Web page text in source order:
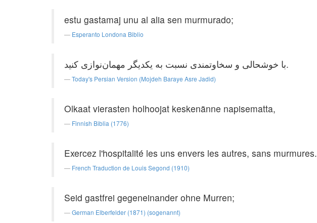
estu gastamaj unu al alia sen murmurado;
Esperanto Londona Biblio
با خوشحالی و سخاوتمندی نسبت به یكدیگر مهمان‌نوازی كنید.
Today's Persian Version (Mojdeh Baraye Asre Jadid)
Olkaat vierasten holhoojat keskenänne napisematta,
Finnish Biblia (1776)
Exercez l'hospitalité les uns envers les autres, sans murmures.
French Traduction de Louis Segond (1910)
Seid gastfrei gegeneinander ohne Murren;
German Elberfelder (1871) (sogenannt)